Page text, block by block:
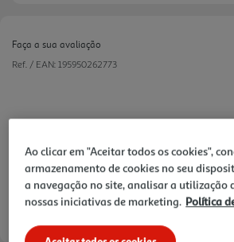
Faça a sua avaliação
Ref. / EAN: 195950262773
Ao clicar em "Aceitar todos os cookies",
armazenamento de cookies no seu
a navegação no site, analisar a utilização
nossas iniciativas de marketing. Política